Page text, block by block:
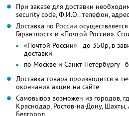
При заказе для доставки
security code, Ф.И.О., телефон,
Доставка по России
Гарантпост» и «Почтой России».
«Почтой России» - до 350р, в
доставки
по Москве и Санкт-Петербургу -
Доставка товара производится в
окончания акции на сайте
Самовывоз возможен из городов,
Краснодар, Ростов-на-Дону,
Белгород